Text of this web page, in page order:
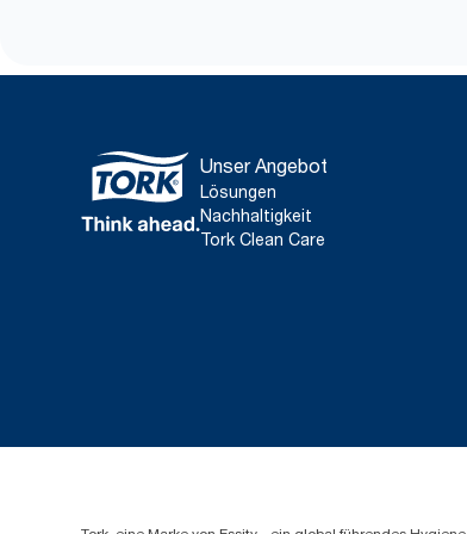
Unser Angebot
Lösungen
Nachhaltigkeit
Tork Clean Care